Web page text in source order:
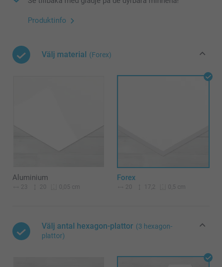
Produktinfo
Välj material (Forex)
Aluminium
23 20 0,05 cm
Forex
20 17,2 0,5 cm
Välj antal hexagon-plattor (3 hexagon-
plattor)